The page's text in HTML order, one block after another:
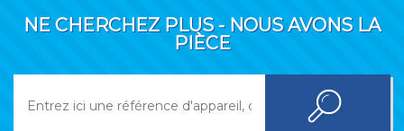
NE CHERCHEZ PLUS - NOUS AVONS LA
PIÈCE